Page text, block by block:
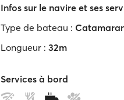
Infos sur le navire et ses
Type de bateau :
Longueur : 32m
Services à bord